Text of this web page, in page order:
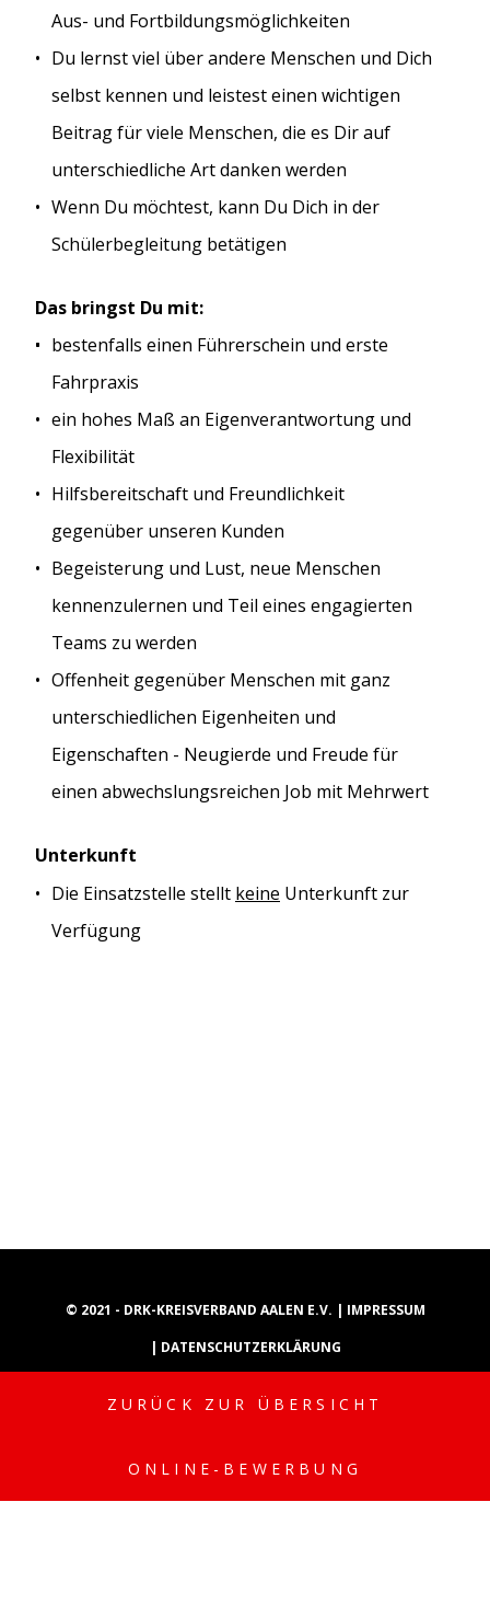
Aus- und Fortbildungsmöglichkeiten
Du lernst viel über andere Menschen und Dich
selbst kennen und leistest einen wichtigen
Beitrag für viele Menschen, die es Dir auf
unterschiedliche Art danken werden
Wenn Du möchtest, kann Du Dich in der
Schülerbegleitung betätigen
Das bringst Du mit:
bestenfalls einen Führerschein und erste
Fahrpraxis
ein hohes Maß an Eigenverantwortung und
Flexibilität
Hilfsbereitschaft und Freundlichkeit
gegenüber unseren Kunden
Begeisterung und Lust, neue Menschen
kennenzulernen und Teil eines engagierten
Teams zu werden
Offenheit gegenüber Menschen mit ganz
unterschiedlichen Eigenheiten und
Eigenschaften - Neugierde und Freude für
einen abwechslungsreichen Job mit Mehrwert
Unterkunft
Die Einsatzstelle stellt keine Unterkunft zur
Verfügung
© 2021 - DRK-KREISVERBAND AALEN E.V. | IMPRESSUM
| DATENSCHUTZERKLÄRUNG
INSTAGRAM
YOUTUBE
ZURÜCK ZUR ÜBERSICHT
ONLINE-BEWERBUNG